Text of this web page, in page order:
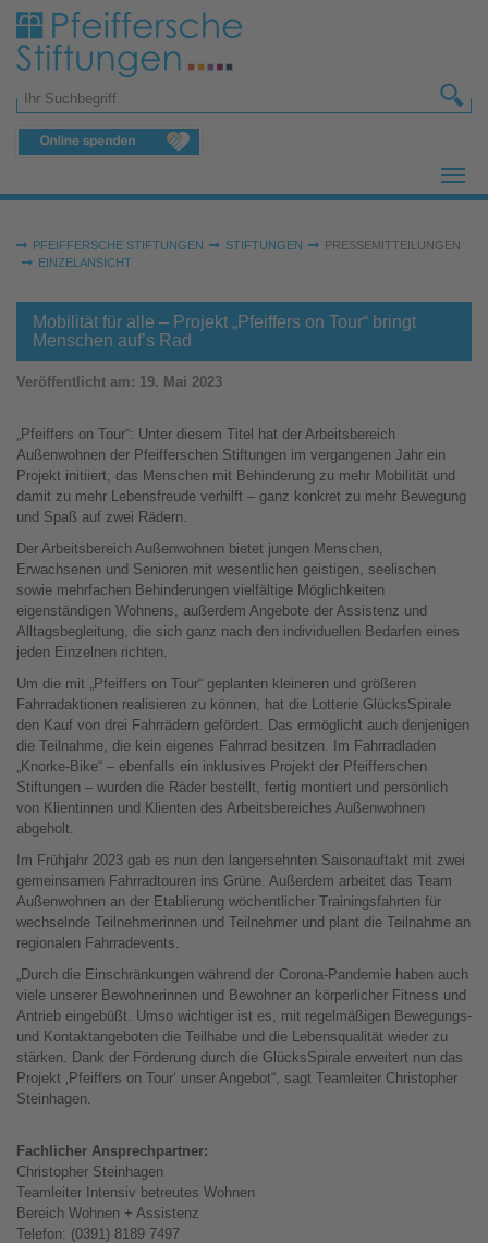
Zum Hauptinhalt springen
Suchformular
Sie sind hier:
PFEIFFERSCHE STIFTUNGEN STIFTUNGEN
PRESSEMITTEILUNGEN
EINZELANSICHT
Mobilität für alle – Projekt „Pfeiffers on Tour“ bringt
Menschen auf’s Rad
Veröffentlicht am: 19. Mai 2023
„Pfeiffers on Tour“: Unter diesem Titel hat der Arbeitsbereich
Außenwohnen der Pfeifferschen Stiftungen im vergangenen Jahr ein
Projekt initiiert, das Menschen mit Behinderung zu mehr Mobilität und
damit zu mehr Lebensfreude verhilft – ganz konkret zu mehr Bewegung
und Spaß auf zwei Rädern.
Der Arbeitsbereich Außenwohnen bietet jungen Menschen,
Erwachsenen und Senioren mit wesentlichen geistigen, seelischen
sowie mehrfachen Behinderungen vielfältige Möglichkeiten
eigenständigen Wohnens, außerdem Angebote der Assistenz und
Alltagsbegleitung, die sich ganz nach den individuellen Bedarfen eines
jeden Einzelnen richten.
Um die mit „Pfeiffers on Tour“ geplanten kleineren und größeren
Fahrradaktionen realisieren zu können, hat die Lotterie GlücksSpirale
den Kauf von drei Fahrrädern gefördert. Das ermöglicht auch denjenigen
die Teilnahme, die kein eigenes Fahrrad besitzen. Im Fahrradladen
„Knorke-Bike“ – ebenfalls ein inklusives Projekt der Pfeifferschen
Stiftungen – wurden die Räder bestellt, fertig montiert und persönlich
von Klientinnen und Klienten des Arbeitsbereiches Außenwohnen
abgeholt.
Im Frühjahr 2023 gab es nun den langersehnten Saisonauftakt mit zwei
gemeinsamen Fahrradtouren ins Grüne. Außerdem arbeitet das Team
Außenwohnen an der Etablierung wöchentlicher Trainingsfahrten für
wechselnde Teilnehmerinnen und Teilnehmer und plant die Teilnahme an
regionalen Fahrradevents.
„Durch die Einschränkungen während der Corona-Pandemie haben auch
viele unserer Bewohnerinnen und Bewohner an körperlicher Fitness und
Antrieb eingebüßt. Umso wichtiger ist es, mit regelmäßigen Bewegungs-
und Kontaktangeboten die Teilhabe und die Lebensqualität wieder zu
stärken. Dank der Förderung durch die GlücksSpirale erweitert nun das
Projekt ‚Pfeiffers on Tour‘ unser Angebot“, sagt Teamleiter Christopher
Steinhagen.
Fachlicher Ansprechpartner:
Christopher Steinhagen
Teamleiter Intensiv betreutes Wohnen
Bereich Wohnen + Assistenz
Telefon: (0391) 8189 7497